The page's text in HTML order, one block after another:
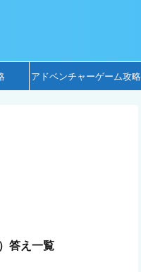
アドベンチャーゲーム攻略
答え一覧